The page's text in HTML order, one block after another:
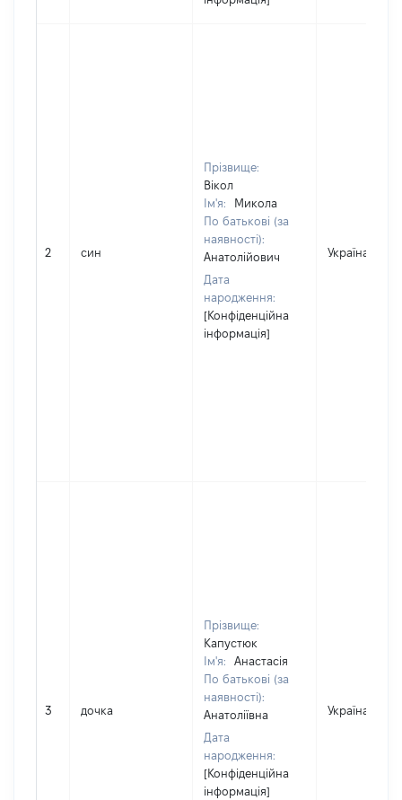
2 син
Прізвище:
Вікол
Ім'я:
Микола
По батькові (за
наявності):
Анатолійович
Дата
народження:
[Конфіденційна
інформація]
Україна
3 дочка
Прізвище:
Капустюк
Ім'я:
Анастасія
По батькові (за
наявності):
Анатоліївна
Дата
народження:
[Конфіденційна
інформація]
Україна